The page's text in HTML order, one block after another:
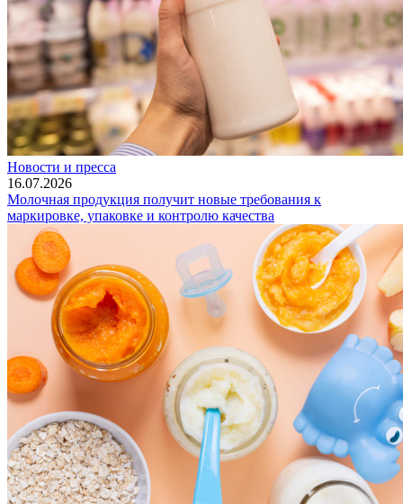
Новости и пресса
16.07.2026
Молочная продукция получит новые требования к
маркировке, упаковке и контролю качества